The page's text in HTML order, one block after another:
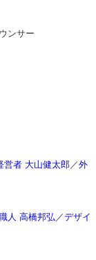
ンサー
営者 大山健太郎 ／外
人 高橋邦弘 ／デザイ